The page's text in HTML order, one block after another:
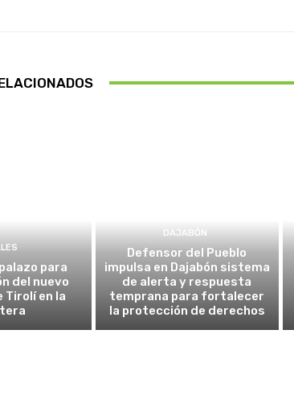
para
del nuevo
Tirolí en la
DAJABÓN
Defensor del Pueblo
impulsa en Dajabón sistema
de alerta y respuesta
temprana para fortalecer
la protección de derechos